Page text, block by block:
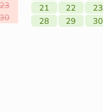
23
30
21
22 23
28
29 30